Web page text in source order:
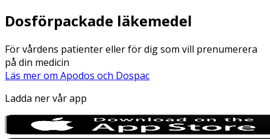
Dosförpackade läkemedel
För vårdens patienter eller för dig som vill prenumerera
på din medicin
Läs mer om Apodos och Dospac
Ladda ner vår app